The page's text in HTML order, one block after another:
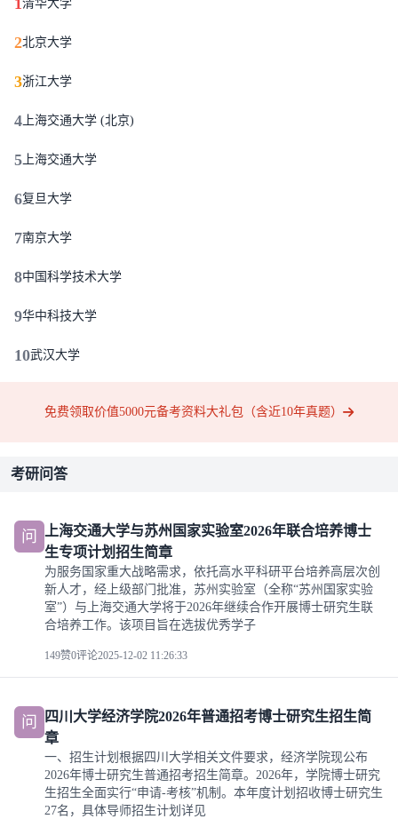
清华大学
2北京大学
3浙江大学
4 上海交通大学 (北京)
5 上海交通大学
6复旦大学
7南京大学
8中国科学技术大学
9华中科技大学
10武汉大学
免费领取价值5000元备考资料大礼包（含近10年真题）
考研问答
问
上海交通大学与苏州国家实验室2026年联合培养博士
生专项计划招生简章
为服务国家重大战略需求，依托高水平科研平台培养高层次创
新人才，经上级部门批准，苏州实验室（全称“苏州国家实验
室”）与上海交通大学将于2026年继续合作开展博士研究生联
合培养工作。该项目旨在选拔优秀学子
149赞0评论2025-12-02 11:26:33
问
四川大学经济学院2026年普通招考博士研究生招生简
章
一、招生计划根据四川大学相关文件要求，经济学院现公布
2026年博士研究生普通招考招生简章。2026年，学院博士研究
生招生全面实行“申请-考核”机制。本年度计划招收博士研究生
27名，具体导师招生计划详见